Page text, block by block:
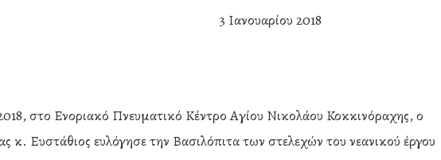
3 Ιανουαρίου 2018
στο Ενοριακό Πνευματικό Κέντρο Αγίου Νικολάου Κοκκινόραχης, ο
Ευστάθιος ευλόγησε την Βασιλόπιτα των στελεχών του νεανικού έργου